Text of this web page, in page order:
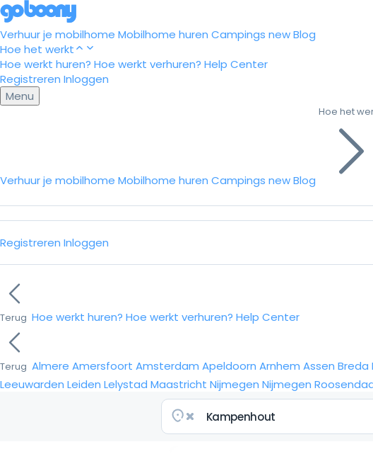
Verhuur je mobilhome Mobilhome huren Campings newBlog
Hoe het werkt
Hoe werkt huren? Hoe werkt verhuren? Help Center
Registreren Inloggen
Menu
Verhuur je mobilhome Mobilhome huren Campings newBlog
Hoe het
Registreren Inloggen
Terug Hoe werkt huren? Hoe werkt verhuren? Help Center
Terug Almere Amersfoort Amsterdam Apeldoorn Arnhem Assen Breda
Leeuwarden Leiden Lelystad Maastricht Nijmegen Nijmegen